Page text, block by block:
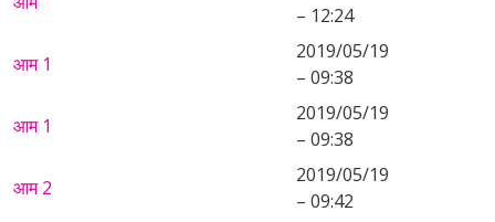
– 12:24
आम 1
2019/05/19
– 09:38
आम 1
2019/05/19
– 09:38
आम 2
2019/05/19
– 09:42